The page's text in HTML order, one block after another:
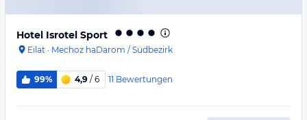
Hotel Isrotel Sport
Eilat · Mechoz haDarom / Südbezirk
99% 4,9 / 6 11 Bewertungen